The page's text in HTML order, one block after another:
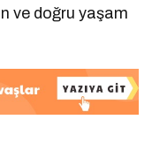
ve doğru yaşam